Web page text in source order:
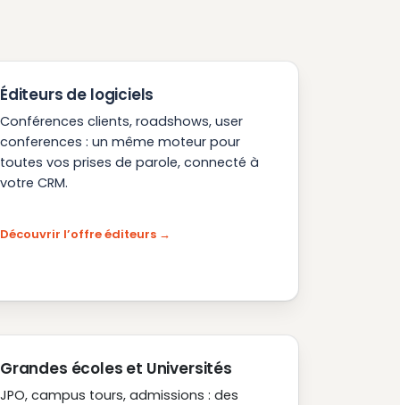
Éditeurs de logiciels
Conférences clients, roadshows, user
conferences : un même moteur pour
toutes vos prises de parole, connecté à
votre CRM.
Découvrir l’offre éditeurs
Grandes écoles et Universités
JPO, campus tours, admissions : des